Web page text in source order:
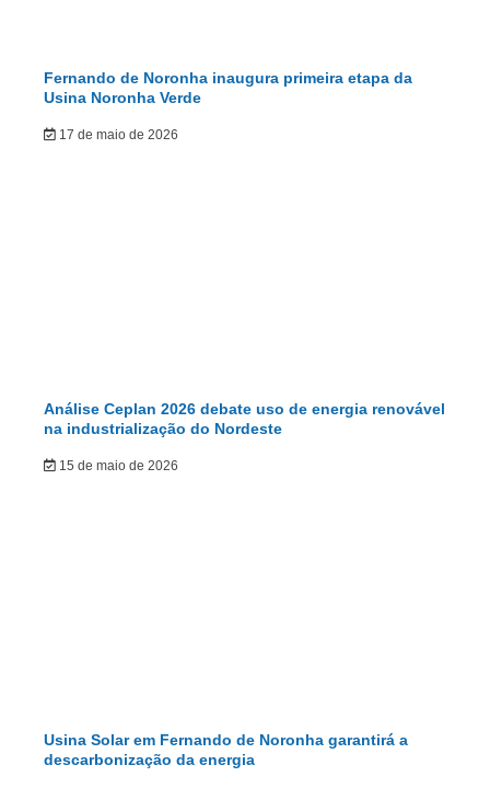
Fernando de Noronha inaugura primeira etapa da
Usina Noronha Verde
17 de maio de 2026
Análise Ceplan 2026 debate uso de energia renovável
na industrialização do Nordeste
15 de maio de 2026
Usina Solar em Fernando de Noronha garantirá a
descarbonização da energia